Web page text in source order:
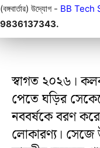
(বঙ্গবার্তার) উদ্যোগ - BB Tech
9836137343.
স্বাগত ২০২৬।
পেতে ঘড়ির
নববর্ষকে বরণ করে
লোকারণ্য। সেজে